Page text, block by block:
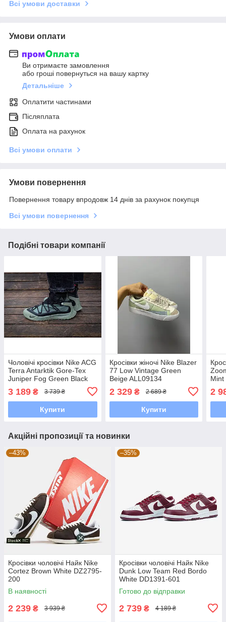
Всі умови доставки
Умови оплати
Ви отримаєте замовлення
або гроші повернуться на вашу картку
Детальніше
Оплатити частинами
Післяплата
Оплата на рахунок
Всі умови оплати
Умови повернення
Повернення товару впродовж 14 днів за рахунок покупця
Всі умови повернення
Подібні товари компанії
Чоловічі кросівки Nike ACG
Terra Antarktik Gore-Tex
Juniper Fog Green Black
Кросівки, Багатошарова,
Так, Так,
3 189 ₴ 3 739 ₴
Купити
Кросівки жіночі Nike Blazer
77 Low Vintage Green
Beige ALL09134
2 329₴ 2 689 ₴
Купити
Mint
2
Акційні пропозиції та новинки
–43%
Кросівки чоловічі Найк Nike
Cortez Brown White DZ2795-
200
В наявності
2 239 ₴ 3 939 ₴
–35%
Кросівки чоловічі Найк Nike
Dunk Low Team Red Bordo
White DD1391-601
Готово до відправки
2 739 ₴ 4 189 ₴